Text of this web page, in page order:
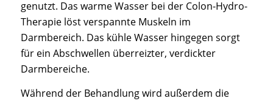
genutzt. Das warme Wasser bei der Colon-Hydro-
Therapie löst verspannte Muskeln im
Darmbereich. Das kühle Wasser hingegen sorgt
für ein Abschwellen überreizter, verdickter
Darmbereiche.
Während der Behandlung wird außerdem die